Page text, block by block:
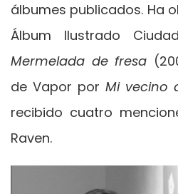
álbumes publicados. Ha
Álbum Ilustrado
Mermelada de fresa
de Vapor por Mi vecino
recibido cuatro
Raven.